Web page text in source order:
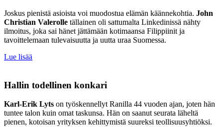
Joskus pienistä asioista voi muodostua elämän käännekohtia. John
Christian Valerolle tällainen oli sattumalta Linkedinissä nähty
ilmoitus, joka sai hänet jättämään kotimaansa Filippiinit ja
tavoittelemaan tulevaisuutta ja uutta uraa Suomessa.
Lue lisää
Hallin todellinen konkari
Karl-Erik Lyts on työskennellyt Ranilla 44 vuoden ajan, joten hän
tuntee talon kuin omat taskunsa. Hän on saanut seurata läheltä
pienen, kotoisan yrityksen kehittymistä suureksi teollisuusyhtiöksi.